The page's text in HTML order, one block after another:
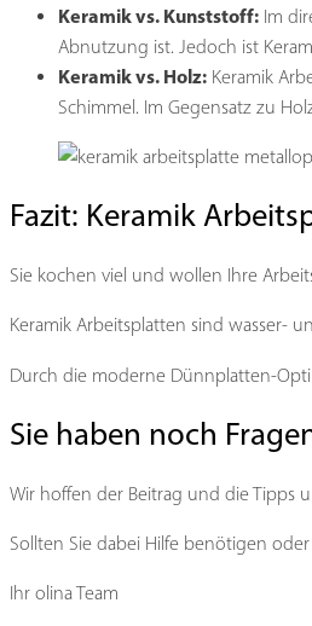
Keramik vs. Kunststoff: Im
Abnutzung ist. Jedoch ist
Keramik vs. Holz: Keramik
Schimmel. Im Gegensatz zu
Fazit: Keramik
Sie kochen viel und wollen Ihre
Keramik Arbeitsplatten sind wasser-
Durch die moderne Dünnplatten-
Sie haben noch
Wir hoffen der Beitrag und die Tipps
Sollten Sie dabei Hilfe benötigen
Ihr olina Team